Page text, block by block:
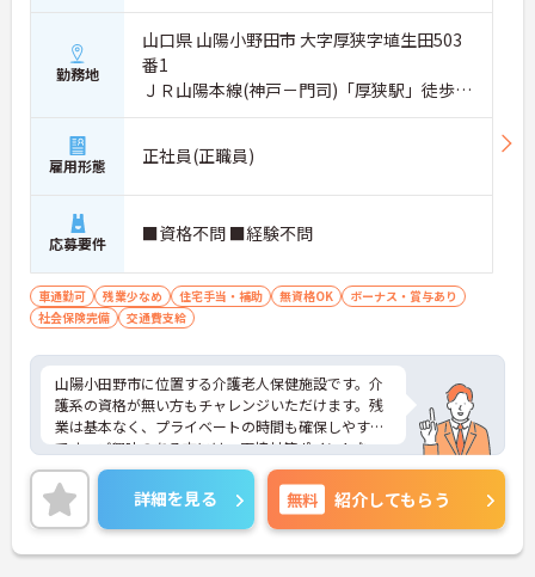
勤務地
山口県 山陽小野田市 大字厚狭字埴生田503
番1
ＪＲ山陽本線(神戸－門司)「厚狭駅」徒歩16
分
雇用形態 正社員(正職員)
応募要件 ■資格不問 ■経験不問
車通勤可 残業少なめ 住宅手当・補助 無資格OK
ボーナス・賞与あり
社会保険完備
交通費支給
山陽小田野市に位置する介護老人保健施設です。介
護系の資格が無い方もチャレンジいただけます。残
業は基本なく、プライベートの時間も確保しやすい
です。ご興味のある方には、面接対策ポイントな
ど、さらに詳細をお話しいたしますのでお気軽にご
相談ください！詳細を見る 無料 紹介してもらう